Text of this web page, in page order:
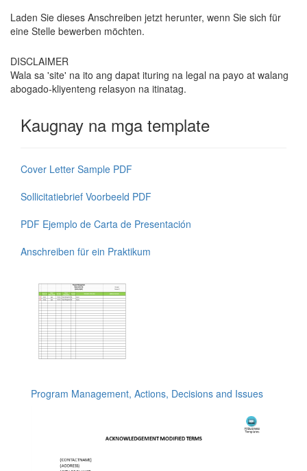
Laden Sie dieses Anschreiben jetzt herunter, wenn Sie sich für
eine Stelle bewerben möchten.
DISCLAIMER
Wala sa 'site' na ito ang dapat ituring na legal na payo at walang
abogado-kliyenteng relasyon na itinatag.
Kaugnay na mga template
Cover Letter Sample PDF
Sollicitatiebrief Voorbeeld PDF
PDF Ejemplo de Carta de Presentación
Anschreiben für ein Praktikum
Program Management, Actions, Decisions and Issues